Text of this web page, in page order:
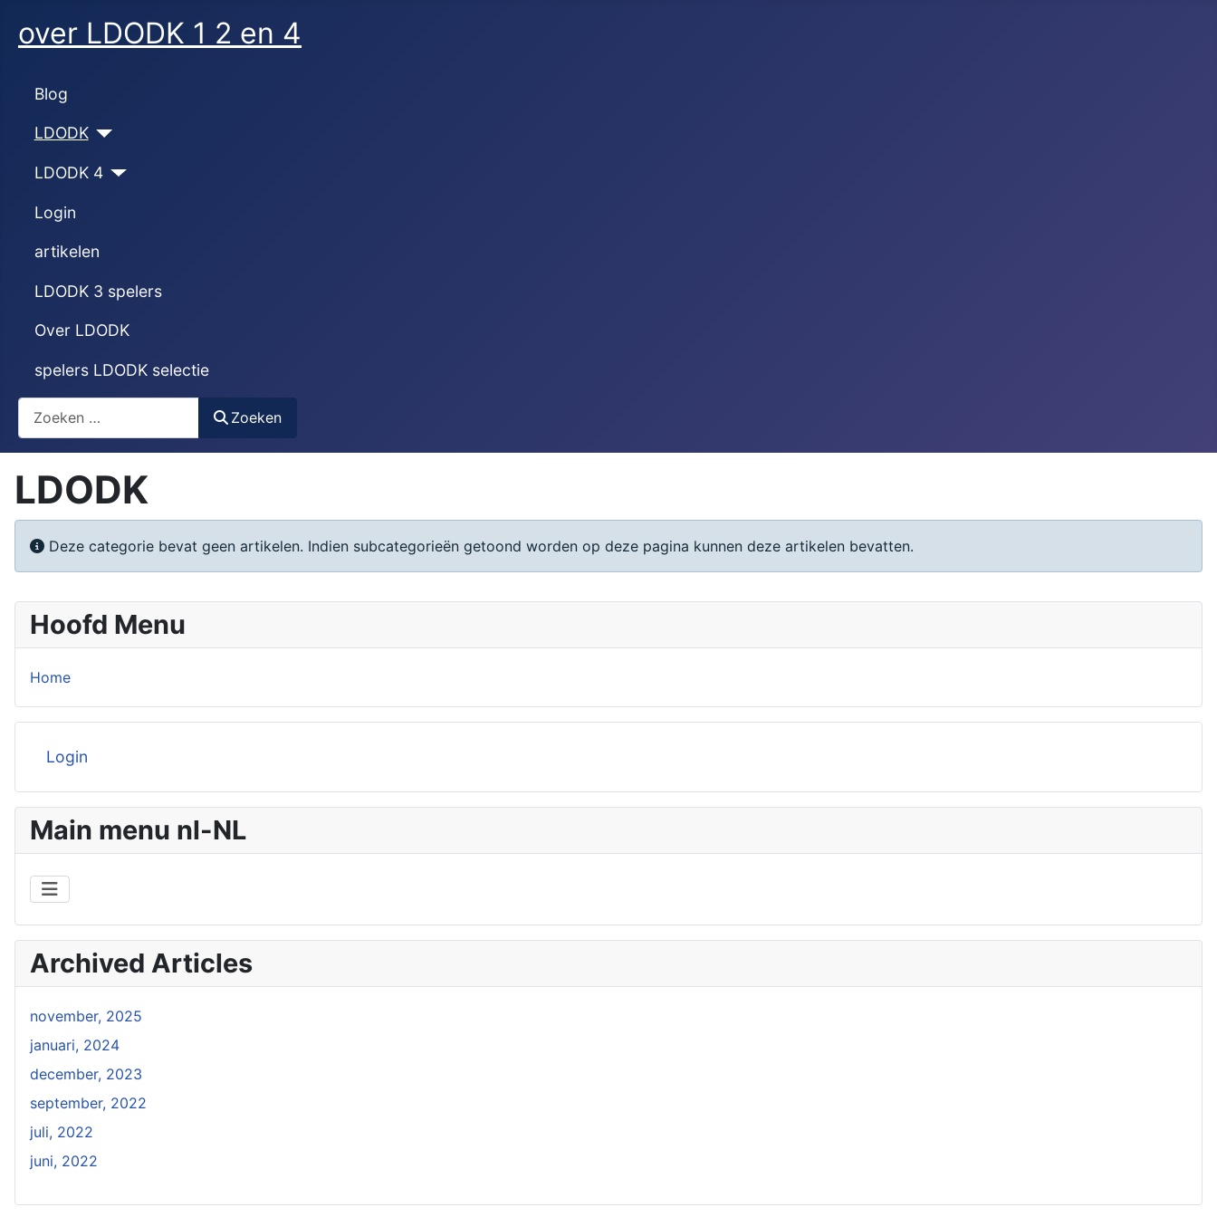
over LDODK 1 2 en 4
Blog
LDODK
LDODK 4
Login
artikelen
LDODK 3 spelers
Over LDODK
spelers LDODK selectie
Search
Zoeken
LDODK
Informatie
Deze categorie bevat geen artikelen. Indien subcategorieën getoond worden op deze pagina kunnen deze artikelen bevatten.
Hoofd Menu
Home
Login
Main menu nl-NL
Archived Articles
november, 2025
januari, 2024
december, 2023
september, 2022
juli, 2022
juni, 2022